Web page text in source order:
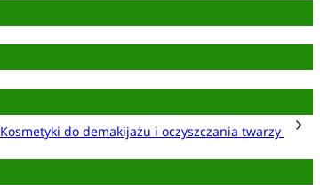
Kosmetyki do demakijażu i oczyszczania twarzy